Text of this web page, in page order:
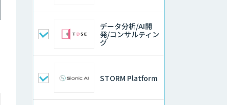
データ分析/AI開
発/コンサルティン
グ
STORM Platform